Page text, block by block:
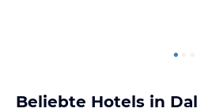
Beliebte Hotels in